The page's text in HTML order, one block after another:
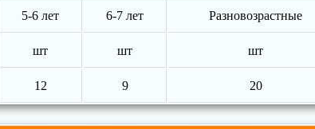
5-6 лет 6-7 лет Разновозрастные
шт шт шт
12 9 20